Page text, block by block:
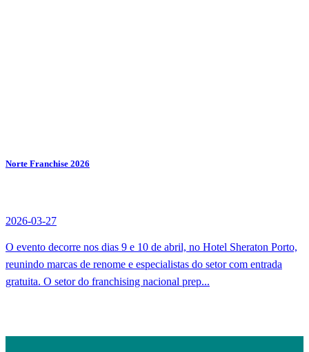
Norte Franchise 2026
2026-03-27
O evento decorre nos dias 9 e 10 de abril, no Hotel Sheraton Porto,
reunindo marcas de renome e especialistas do setor com entrada
gratuita. O setor do franchising nacional prep...